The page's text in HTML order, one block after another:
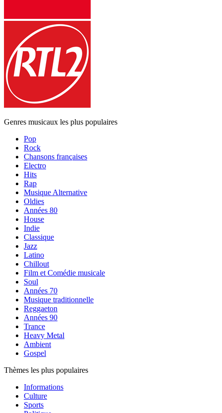
Genres musicaux les plus populaires
Pop
Rock
Chansons françaises
Electro
Hits
Rap
Musique Alternative
Oldies
Années 80
House
Indie
Classique
Jazz
Latino
Chillout
Film et Comédie musicale
Soul
Années 70
Musique traditionnelle
Reggaeton
Années 90
Trance
Heavy Metal
Ambient
Gospel
Thèmes les plus populaires
Informations
Culture
Sports